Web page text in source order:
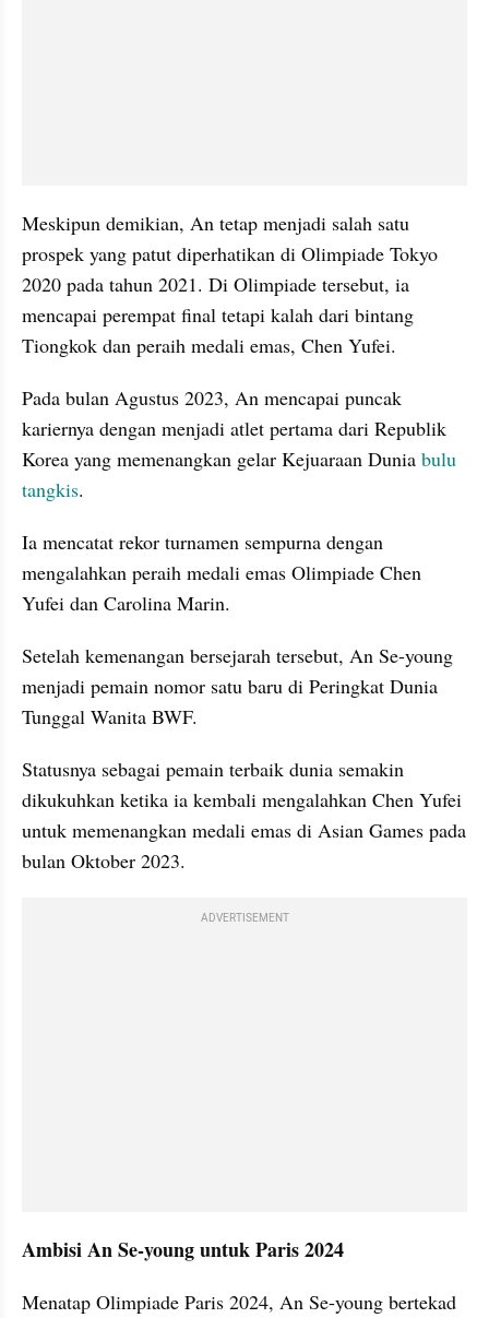
Meskipun demikian, An tetap menjadi salah satu
prospek yang patut diperhatikan di Olimpiade Tokyo
2020 pada tahun 2021. Di Olimpiade tersebut, ia
mencapai perempat final tetapi kalah dari bintang
Tiongkok dan peraih medali emas, Chen Yufei.
Pada bulan Agustus 2023, An mencapai puncak
kariernya dengan menjadi atlet pertama dari Republik
Korea yang memenangkan gelar Kejuaraan Dunia bulu
tangkis.
Ia mencatat rekor turnamen sempurna dengan
mengalahkan peraih medali emas Olimpiade Chen
Yufei dan Carolina Marin.
Setelah kemenangan bersejarah tersebut, An Se-young
menjadi pemain nomor satu baru di Peringkat Dunia
Tunggal Wanita BWF.
Statusnya sebagai pemain terbaik dunia semakin
dikukuhkan ketika ia kembali mengalahkan Chen Yufei
untuk memenangkan medali emas di Asian Games pada
bulan Oktober 2023.
ADVERTISEMENT
Ambisi An Se-young untuk Paris 2024
Menatap Olimpiade Paris 2024, An Se-young bertekad